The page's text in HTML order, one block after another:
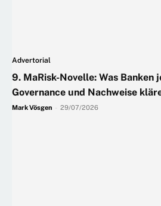
Advertorial
9. MaRisk-Novelle: Was
Governance und Nachweise
Mark Vösgen 29/07/2026